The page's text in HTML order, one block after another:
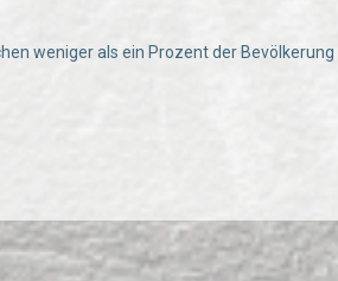
weniger als ein Prozent der Bevölkerung